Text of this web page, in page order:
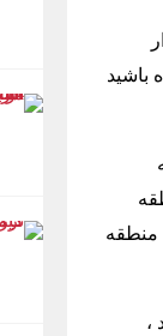
باشید
منطقه
،